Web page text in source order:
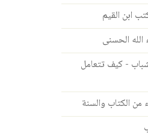
ابن القيم
الحسنى
- كيف تتعامل
من الكتاب والسنة